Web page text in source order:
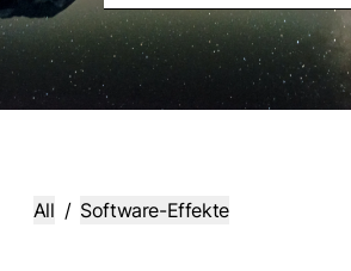
Keine Ergebnisse gefunden
All / Software-Effekte